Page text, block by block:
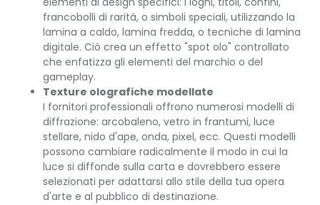
francobolli di rarità, o simboli speciali, utilizzando la
lamina a caldo, lamina fredda, o tecniche di lamina
digitale. Ciò crea un effetto "spot olo" controllato
che enfatizza gli elementi del marchio o del
gameplay.
Texture olografiche modellate
I fornitori professionali offrono numerosi modelli di
diffrazione: arcobaleno, vetro in frantumi, luce
stellare, nido d'ape, onda, pixel, ecc. Questi modelli
possono cambiare radicalmente il modo in cui la
luce si diffonde sulla carta e dovrebbero essere
selezionati per adattarsi allo stile della tua opera
d'arte e al pubblico di destinazione.